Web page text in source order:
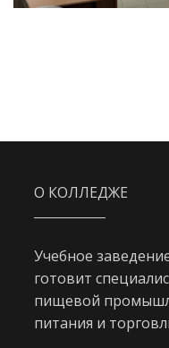
О КОЛЛЕДЖЕ
Учебное
готовит
пищевой
питания и